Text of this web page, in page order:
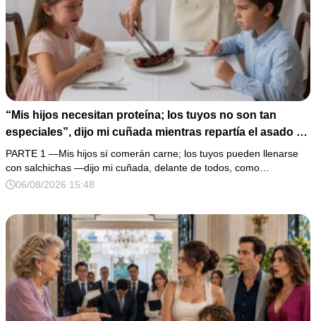
“Mis hijos necesitan proteína; los tuyos no son tan
especiales”, dijo mi cuñada mientras repartía el asado y
hacía llorar a mi hija. Mi esposo me pidió que no armara
un escándalo, así que guardé silencio, terminé un pastel
de boda de 8,000 pesos y coloqué sobre la mesa un
PARTE 1 —Mis hijos sí comerán carne; los tuyos pueden llenarse
con salchichas —dijo mi cuñada, delante de todos, como…
06/08/2026 15:48